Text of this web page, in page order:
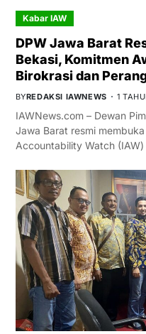
Kabar IAW
DPW Jawa Barat
Bekasi, Komitmen
Birokrasi dan
BYREDAKSI IAWNEWS 1
IAWNews.com – Dewan
Jawa Barat resmi
Accountability Watch